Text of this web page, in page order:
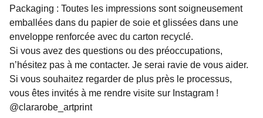
Packaging : Toutes les impressions sont soigneusement
emballées dans du papier de soie et glissées dans une
enveloppe renforcée avec du carton recyclé.
Si vous avez des questions ou des préoccupations,
n’hésitez pas à me contacter. Je serai ravie de vous aider.
Si vous souhaitez regarder de plus près le processus,
vous êtes invités à me rendre visite sur Instagram !
@clararobe_artprint